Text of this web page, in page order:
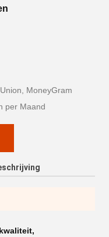
MoneyGram
per Maand
,